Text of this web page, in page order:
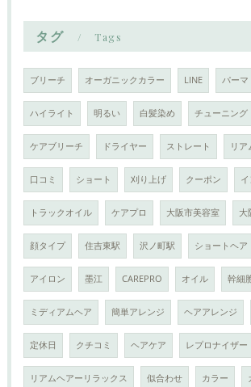
タグ Tags
ブリーチ オーガニックカラー LINE パーマ
ハイライト 明るい 白髪染め チューニング
ケアブリーチ ドライヤー ストレート リア
口コミ ショート 刈り上げ クーポン
トラックオイル ケアプロ 大阪市美容室 大
顔タイプ 住吉東駅 沢ノ町駅 ショートヘア
アイロン 墨江 CAREPRO オイル 幹細
ミディアムヘア 簡単アレンジ ヘアアレンジ
定休日 クチコミ ヘアケア レプロナイザー
リアムヘアーリラックス 似合わせ カラー